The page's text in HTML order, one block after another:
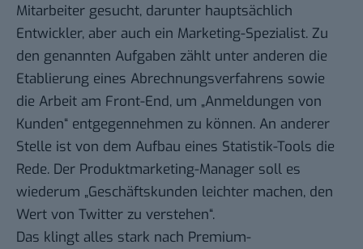
Mitarbeiter gesucht, darunter hauptsächlich
Entwickler, aber auch ein Marketing-Spezialist. Zu
den genannten Aufgaben zählt unter anderen die
Etablierung eines Abrechnungsverfahrens sowie
die Arbeit am Front-End, um „Anmeldungen von
Kunden“ entgegennehmen zu können. An anderer
Stelle ist von dem Aufbau eines Statistik-Tools die
Rede. Der Produktmarketing-Manager soll es
wiederum „Geschäftskunden leichter machen, den
Wert von Twitter zu verstehen“.
Das klingt alles stark nach Premium-